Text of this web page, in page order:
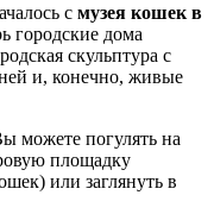
с музея кошек в
городские дома
скульптура с
и, конечно, живые
можете погулять на
площадку
или заглянуть в